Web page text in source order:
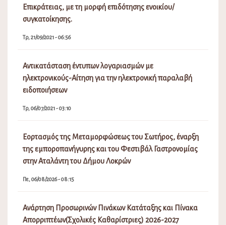
Επικράτειας, με τη μορφή επιδότησης ενοικίου/
συγκατοίκησης.
Τρ, 21/09/2021 - 06:56
Αντικατάσταση έντυπων λογαριασμών με
ηλεκτρονικούς-Αίτηση για την ηλεκτρονική παραλαβή
ειδοποιήσεων
Τρ, 06/07/2021 - 03:10
Εορτασμός της Μεταμορφώσεως του Σωτήρος, έναρξη
της εμποροπανήγυρης και του Φεστιβάλ Γαστρονομίας
στην Αταλάντη του Δήμου Λοκρών
Πε, 06/08/2026 - 08:15
Ανάρτηση Προσωρινών Πινάκων Κατάταξης και Πίνακα
Απορριπτέων(Σχολικές Καθαρίστριες) 2026-2027